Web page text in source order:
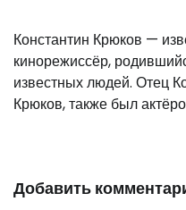
Константин Крюков —
кинорежиссёр,
известных людей. Отец
Крюков, также был
Добавить